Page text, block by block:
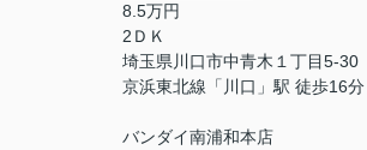
8.5万円
2ＤＫ
埼玉県川口市中青木１丁目5-30
京浜東北線「川口」駅 徒歩16分
バンダイ南浦和本店